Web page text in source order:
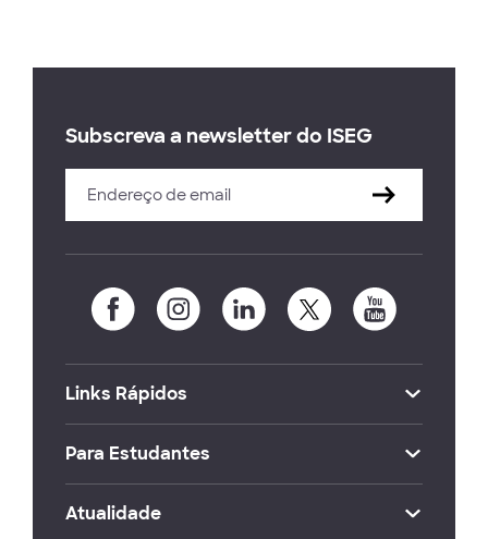
Subscreva a newsletter do ISEG
Links Rápidos
Para Estudantes
Atualidade